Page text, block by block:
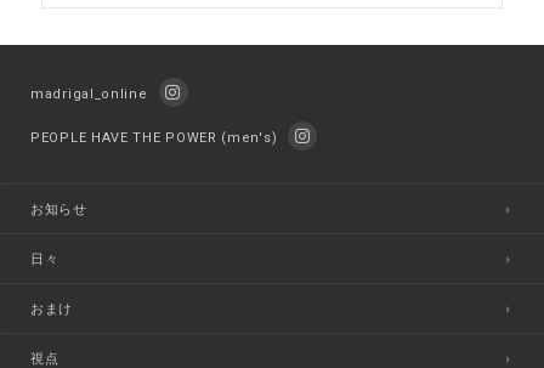
madrigal_online
PEOPLE HAVE THE POWER (men's)
お知らせ
日々
おまけ
視点